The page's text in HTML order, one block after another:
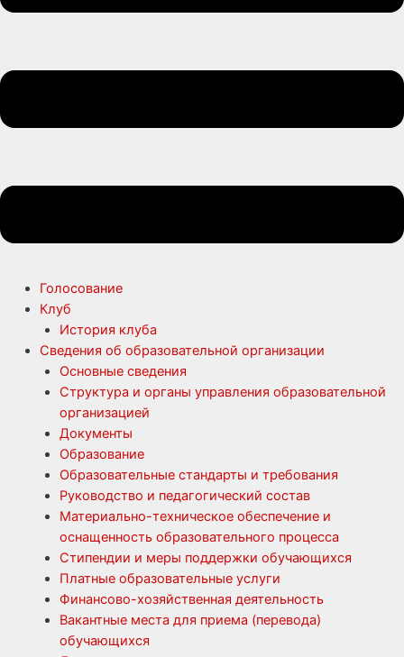
Голосование
Клуб
История клуба
Сведения об образовательной организации
Основные сведения
Структура и органы управления образовательной
организацией
Документы
Образование
Образовательные стандарты и требования
Руководство и педагогический состав
Материально-техническое обеспечение и
оснащенность образовательного процесса
Стипендии и меры поддержки обучающихся
Платные образовательные услуги
Финансово-хозяйственная деятельность
Вакантные места для приема (перевода)
обучающихся